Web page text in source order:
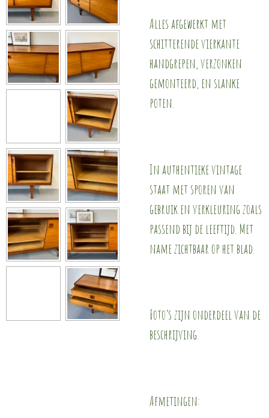
Alles afgewerkt met
schitterende vierkante
handgrepen, verzonken
gemonteerd, en slanke
poten.
In authentieke vintage
staat met sporen van
gebruik en verkleuring zoals
passend bij de leeftijd. Met
name zichtbaar op het blad.
Foto’s zijn onderdeel van de
beschrijving.
Afmetingen: